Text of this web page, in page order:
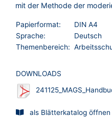
mit der Methode der
Papierformat:
DIN A4
Sprache:
Deutsch
Themenbereich:
DOWNLOADS
als Blätterkatalog öffnen